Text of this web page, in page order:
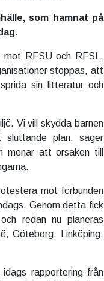
som hamnat på
mot RFSU och RFSL.
stoppas, att
sin litteratur och
Vi vill skydda barnen
plan, säger
menar att orsaken till
mot förbunden
Genom detta fick
redan nu planeras
Göteborg, Linköping,
rapportering från